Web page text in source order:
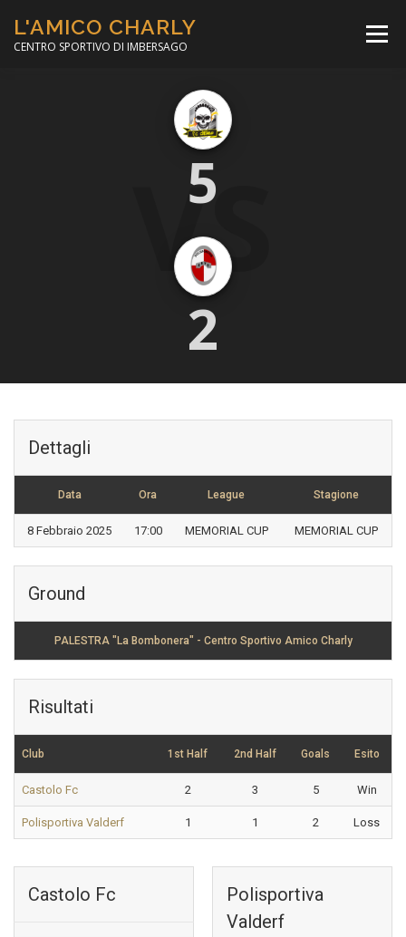
contenuto
L'AMICO CHARLY
CENTRO SPORTIVO DI IMBERSAGO
Menù
CORSO CALCIO A 5
MINIBASKET
VS
5
2
Dettagli
Data Ora League Stagione
8 Febbraio 2025 17:00 MEMORIAL CUP MEMORIAL CUP
Ground
PALESTRA "La Bombonera" - Centro Sportivo Amico Charly
Risultati
Club 1st Half 2nd Half Goals Esito
Castolo Fc 2 3 5 Win
Polisportiva Valderf 1 1 2 Loss
Castolo Fc
Polisportiva
Valderf